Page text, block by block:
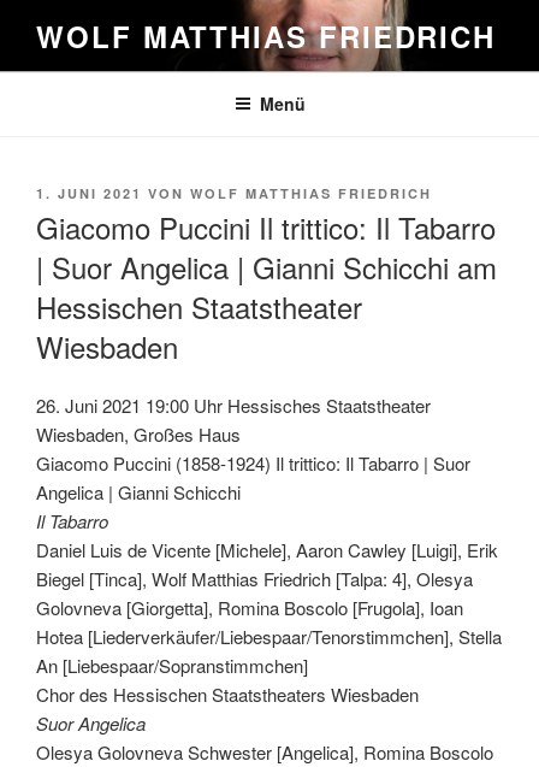
Inhalt
springen
WOLF MATTHIAS FRIEDRICH
Menü
VERÖFFENTLICHT
1. JUNI 2021 VON WOLF MATTHIAS FRIEDRICH
Giacomo Puccini Il trittico: Il Tabarro
| Suor Angelica | Gianni Schicchi am
Hessischen Staatstheater
Wiesbaden
26. Juni 2021 19:00 Uhr Hessisches Staatstheater
Wiesbaden, Großes Haus
Giacomo Puccini (1858-1924) Il trittico: Il Tabarro | Suor
Angelica | Gianni Schicchi
Il Tabarro
Daniel Luis de Vicente [Michele], Aaron Cawley [Luigi], Erik
Biegel [Tinca], Wolf Matthias Friedrich [Talpa: 4], Olesya
Golovneva [Giorgetta], Romina Boscolo [Frugola], Ioan
Hotea [Liederverkäufer/Liebespaar/Tenorstimmchen], Stella
An [Liebespaar/Sopranstimmchen]
Chor des Hessischen Staatstheaters Wiesbaden
Suor Angelica
Olesya Golovneva Schwester [Angelica], Romina Boscolo